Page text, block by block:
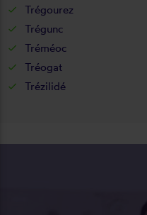
Trégourez
Trégunc
Tréméoc
Tréogat
Trézilidé